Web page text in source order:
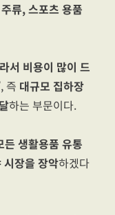
류, 스포츠 용품
서 비용이 많이 드
즉 대규모 집하장
하는 부문이다.
든 생활용품 유통
시장을 장악하겠다